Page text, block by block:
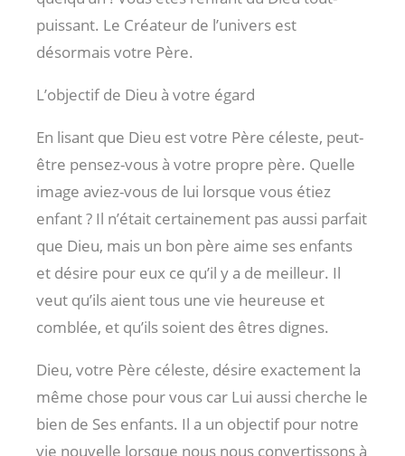
puissant. Le Créateur de l’univers est
désormais votre Père.
L’objectif de Dieu à votre égard
En lisant que Dieu est votre Père céleste, peut-
être pensez-vous à votre propre père. Quelle
image aviez-vous de lui lorsque vous étiez
enfant ? Il n’était certainement pas aussi parfait
que Dieu, mais un bon père aime ses enfants
et désire pour eux ce qu’il y a de meilleur. Il
veut qu’ils aient tous une vie heureuse et
comblée, et qu’ils soient des êtres dignes.
Dieu, votre Père céleste, désire exactement la
même chose pour vous car Lui aussi cherche le
bien de Ses enfants. Il a un objectif pour notre
vie nouvelle lorsque nous nous convertissons à